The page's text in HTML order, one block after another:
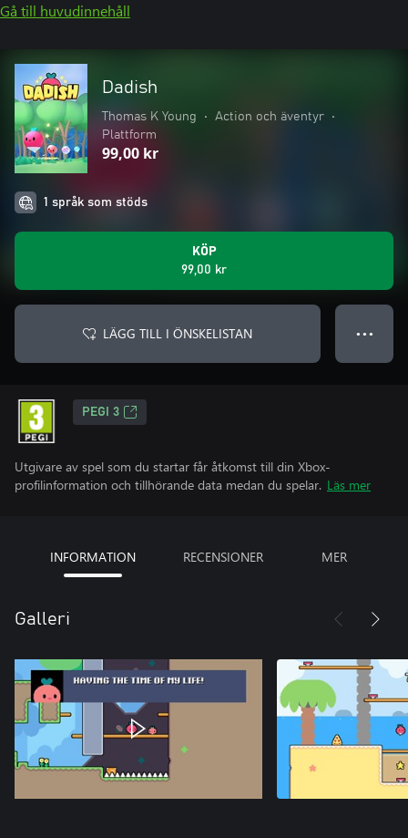
Gå till huvudinnehåll
Dadish
Thomas K Young • Action och äventyr
•
Plattform
99,00 kr
1 språk som stöds
KÖP
99,00 kr
LÄGG TILL I ÖNSKELISTAN ● ● ●
PEGI 3
Utgivare av spel som du startar får åtkomst till din Xbox-
profilinformation och tillhörande data medan du spelar. Läs mer
INFORMATION RECENSIONER MER
Galleri